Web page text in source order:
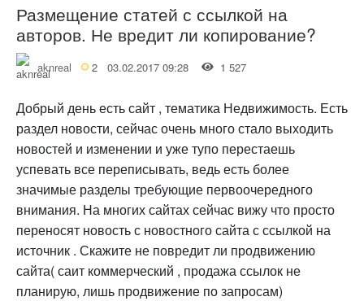
Размещение статей с ссылкой на
авторов. Не вредит ли копирование?
aknreal 2 03.02.2017 09:28 1 527
Добрый день есть сайт , тематика Недвижимость. Есть
раздел новости, сейчас очень много стало выходить
новостей и изменении и уже тупо перестаешь
успевать все переписывать, ведь есть более
значимые разделы требующие первоочередного
внимания. На многих сайтах сейчас вижу что просто
переносят новость с новостного сайта с ссылкой на
источник . Скажите не повредит ли продвижению
сайта( саит коммерческий , продажа ссылок не
планирую, лишь продвижение по запросам)